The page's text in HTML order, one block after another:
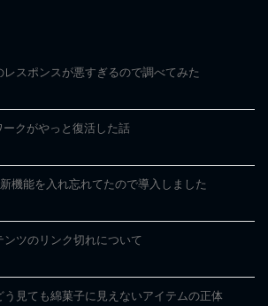
レスポンスが悪すぎるので調べてみた
ークがやっと復活した話
機能を入れ忘れてたので導入しました
ツのリンク切れについて
う見ても綿菓子に見えないアイテムの正体